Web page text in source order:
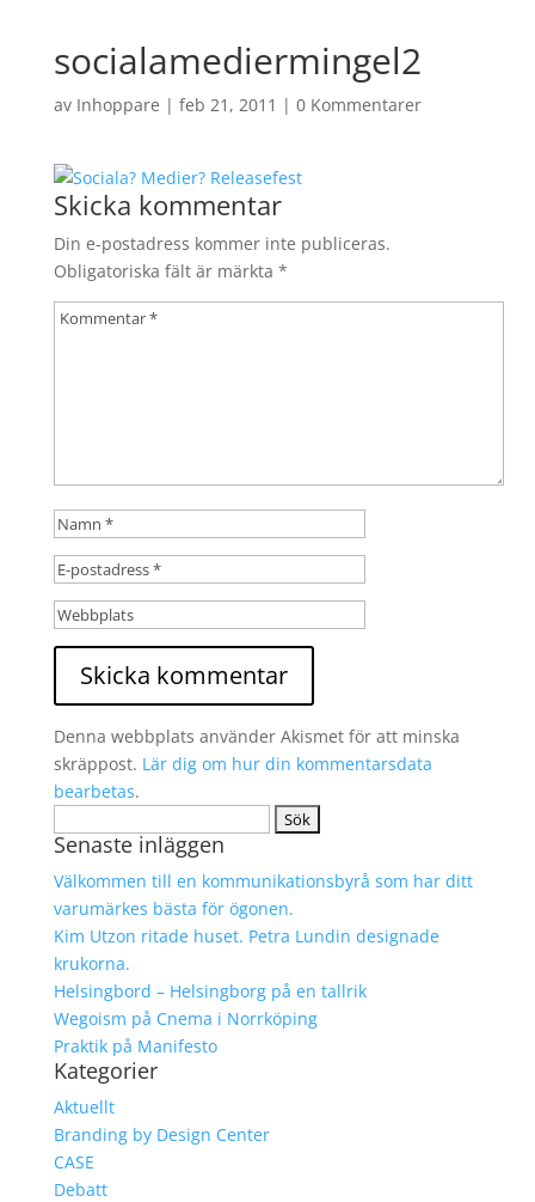
socialamediermingel2
av Inhoppare | feb 21, 2011 | 0 Kommentarer
Skicka kommentar
Din e-postadress kommer inte publiceras.
Obligatoriska fält är märkta *
Denna webbplats använder Akismet för att minska
skräppost. Lär dig om hur din kommentarsdata
bearbetas.
efter:
Senaste inläggen
Välkommen till en kommunikationsbyrå som har ditt
varumärkes bästa för ögonen.
Kim Utzon ritade huset. Petra Lundin designade
krukorna.
Helsingbord – Helsingborg på en tallrik
Wegoism på Cnema i Norrköping
Praktik på Manifesto
Kategorier
Aktuellt
Branding by Design Center
CASE
Debatt